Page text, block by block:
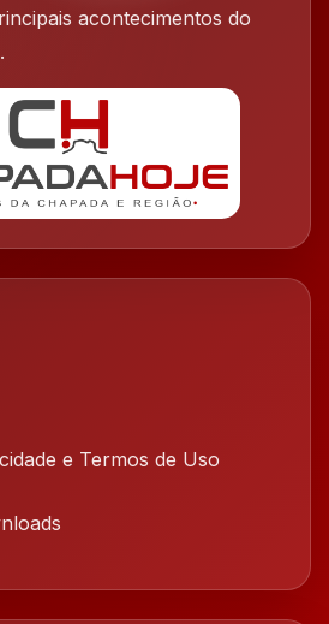
acontecimentos do
e Termos de Uso